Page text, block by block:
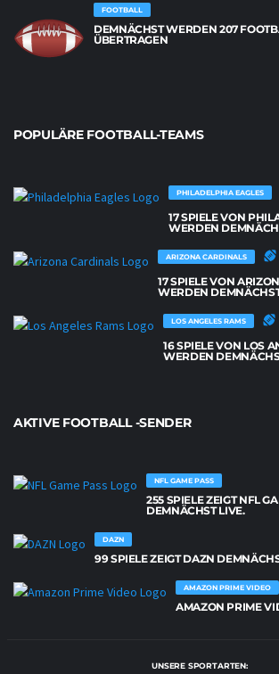
FOOTBALL
DEMNÄCHST WERDEN 207
ÜBERTRAGEN
POPULÄRE FOOTBALL-TEAMS
PHILADELPHIA EAGLES
17 SPIELE VON
WERDEN
ARIZONA CARDINALS
17 SPIELE VON
WERDEN
LOS ANGELES RAMS
16 SPIELE VON LOS
WERDEN
AKTIVE FOOTBALL -SENDER
NFL GAME PASS
255 SPIELE ZEIGT NFL
DEMNÄCHST LIVE.
DAZN
99 SPIELE ZEIGT DAZN
AMAZON PRIME VIDEO
AMAZON PRIME
UNSERE SPORTARTEN: